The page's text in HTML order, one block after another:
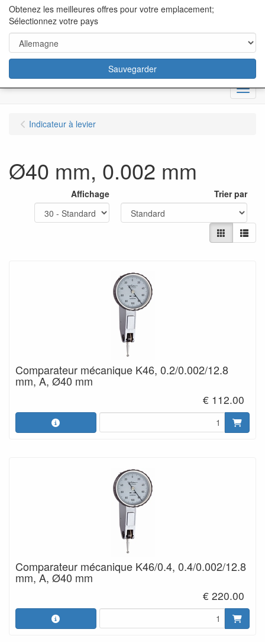
content="18/11/2025″/>
Menu
Indicateur à levier
Ø40 mm, 0.002 mm
Affichage Trier par
Comparateur mécanique K46, 0.2/0.002/12.8
mm, A, Ø40 mm
€ 112.00
Comparateur mécanique K46/0.4, 0.4/0.002/12.8
mm, A, Ø40 mm
€ 220.00
Obtenez les meilleures offres pour votre emplacement;
Sélectionnez votre pays
Sauvegarder